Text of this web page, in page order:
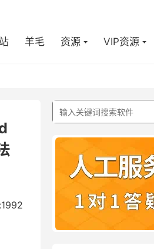
羊毛 资源 VIP资源
搜索